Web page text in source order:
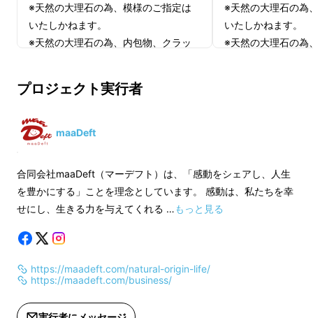
2024年4月、私たち合同会社maaDeftは香港
で、この天然大理石のアロマディフューザーに
出会いました。
インに心を奪われました。
※正規ルートで日本国内では初販売です。
※天然の大理石の為、模様のご指定は
いたしかねます。
※天然の大理石の為、内包物、クラッ
らえ、ご理解をお願いいたします。
上した場合、正規販売価格が販売予定
価格より下がる可能性もございます。
もございます。ご了承ください。
※ご注文状況、使用部材の供給状況、
製造工程上の都合等により出荷時期が
遅れる場合があります。
り（適格請求書発行事業者登録番号の
記載のあるインボイスが必要な場合
は、Makuakeメッセージにて実行者に
※天然の大理石の為
いたしかねます。
※天然の大理石の為
もございます。ご
※ご注文状況、使用
プロジェクト実行者
maaDeft
合同会社maaDeft（マーデフト）は、「感動をシェアし、人生
を豊かにする」ことを理念としています。 感動は、私たちを幸
せにし、生きる力を与えてくれる …もっと見る
https://maadeft.com/natural-origin-life/
https://maadeft.com/business/